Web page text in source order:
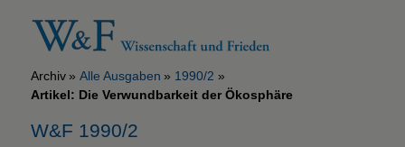
Archiv Alle Ausgaben
1990/2
Artikel: Die Verwundbarkeit der Ökosphäre
W&F 1990/2